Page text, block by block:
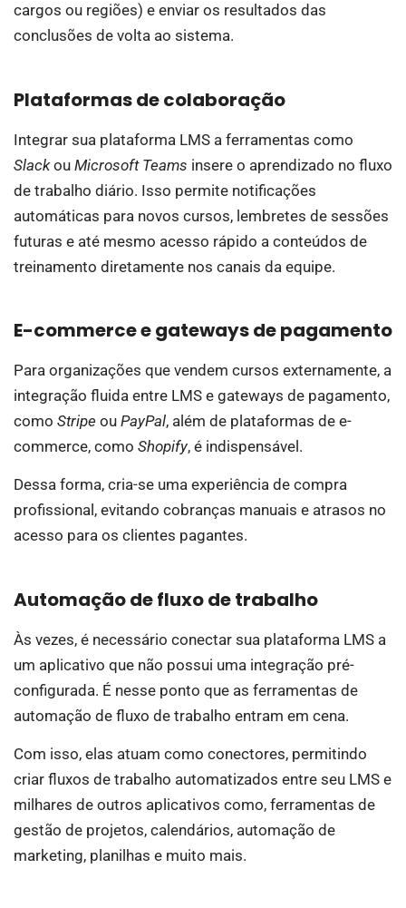
cargos ou regiões) e enviar os resultados das
conclusões de volta ao sistema.
Plataformas de colaboração
Integrar sua plataforma LMS a ferramentas como
Slackou Microsoft Teams insere o aprendizado no fluxo
de trabalho diário. Isso permite notificações
automáticas para novos cursos, lembretes de sessões
futuras e até mesmo acesso rápido a conteúdos de
treinamento diretamente nos canais da equipe.
E-commerce e gateways de pagamento
Para organizações que vendem cursos externamente, a
integração fluida entre LMS e gateways de pagamento,
como Stripe ou PayPal, além de plataformas de e-
commerce, como Shopify, é indispensável.
Dessa forma, cria-se uma experiência de compra
profissional, evitando cobranças manuais e atrasos no
acesso para os clientes pagantes.
Automação de fluxo de trabalho
Às vezes, é necessário conectar sua plataforma LMS a
um aplicativo que não possui uma integração pré-
configurada. É nesse ponto que as ferramentas de
automação de fluxo de trabalho entram em cena.
Com isso, elas atuam como conectores, permitindo
criar fluxos de trabalho automatizados entre seu LMS e
milhares de outros aplicativos como, ferramentas de
gestão de projetos, calendários, automação de
marketing, planilhas e muito mais.